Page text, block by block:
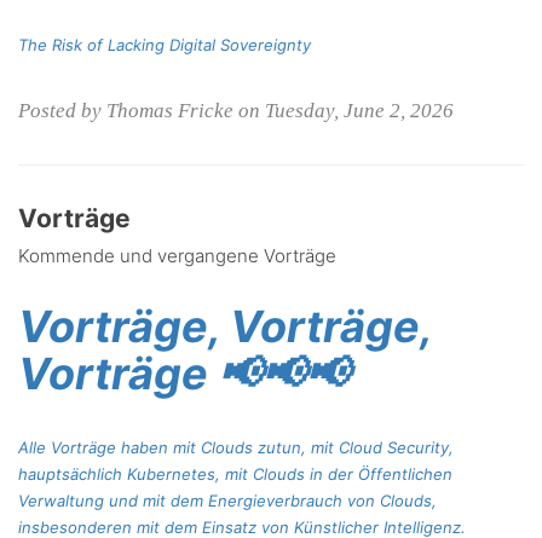
The Risk of Lacking Digital Sovereignty
Posted by Thomas Fricke on Tuesday, June 2, 2026
Vorträge
Kommende und vergangene Vorträge
Vorträge, Vorträge,
Vorträge 📢📢📢
Alle Vorträge haben mit Clouds zutun, mit Cloud Security,
hauptsächlich Kubernetes, mit Clouds in der Öffentlichen
Verwaltung und mit dem Energieverbrauch von Clouds,
insbesonderen mit dem Einsatz von Künstlicher Intelligenz.